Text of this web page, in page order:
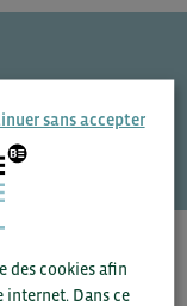
votre
vous.
sans accepter
des cookies afin
internet. Dans ce